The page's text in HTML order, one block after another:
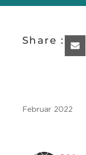
Share :
Fe­bru­ar 2022